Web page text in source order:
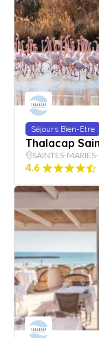
Séjours Bien-Etre
Thalacap
SAINTES-
4.6